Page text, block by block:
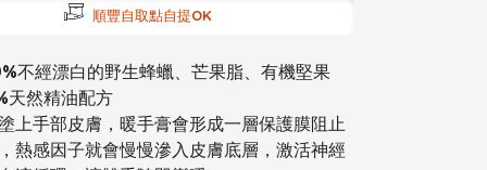
順豐自取點自提OK
不經漂白的野生蜂蠟、芒果脂、有機堅果
天然精油配方
上手部皮膚，暖手膏會形成一層保護膜阻止
熱感因子就會慢慢滲入皮膚底層，激活神經